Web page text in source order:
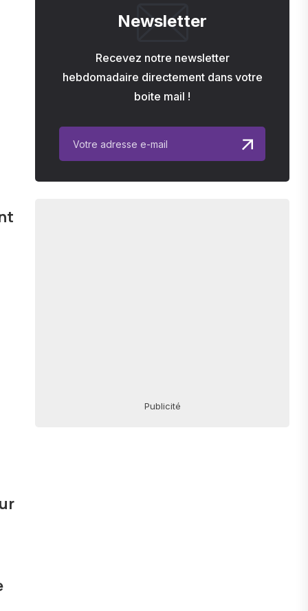
Newsletter
Recevez notre newsletter
hebdomadaire directement dans votre
boite mail !
Publicité